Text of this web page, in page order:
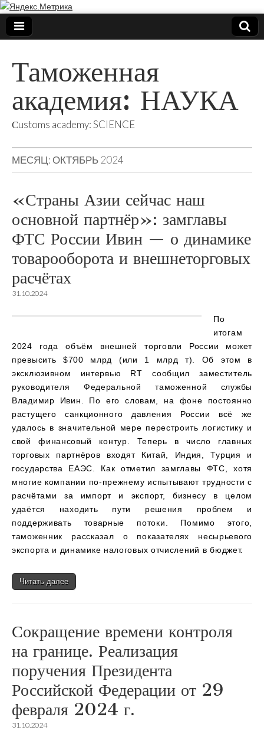
Таможенная
академия: НАУКА
Сustoms academy: SCIENCE
МЕСЯЦ:ОКТЯБРЬ 2024
«Страны Азии сейчас наш
основной партнёр»: замглавы
ФТС России Ивин — о динамике
товарооборота и внешнеторговых
расчётах
31.10.2024
По
итогам
2024 года объём внешней торговли России может
превысить $700 млрд (или 1 млрд т). Об этом в
эксклюзивном интервью RT сообщил заместитель
руководителя Федеральной таможенной службы
Владимир Ивин. По его словам, на фоне постоянно
растущего санкционного давления России всё же
удалось в значительной мере перестроить логистику и
свой финансовый контур. Теперь в число главных
торговых партнёров входят Китай, Индия, Турция и
государства ЕАЭС. Как отметил замглавы ФТС, хотя
многие компании по-прежнему испытывают трудности с
расчётами за импорт и экспорт, бизнесу в целом
удаётся находить пути решения проблем и
поддерживать товарные потоки. Помимо этого,
таможенник рассказал о показателях несырьевого
экспорта и динамике налоговых отчислений в бюджет.
Читать далее
Сокращение времени контроля
на границе. Реализация
поручения Президента
Российской Федерации от 29
февраля 2024 г.
31.10.2024